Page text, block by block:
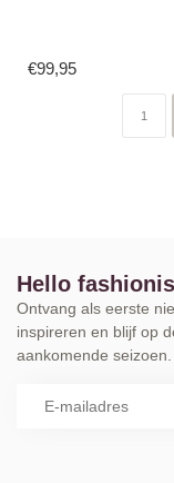
€99,95
Hello
Ontvang als eerste
inspireren en blijf op
aankomende